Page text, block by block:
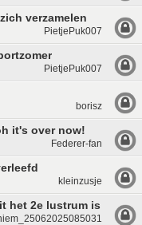
verzamelen
PietjePuk007
PietjePuk007
borisz
it's over now!
Federer-fan
kleinzusje
het 2e lustrum is